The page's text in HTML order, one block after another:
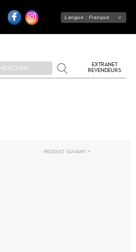
Langue : Français
EXTRANET
REVENDEURS
Produit suivant